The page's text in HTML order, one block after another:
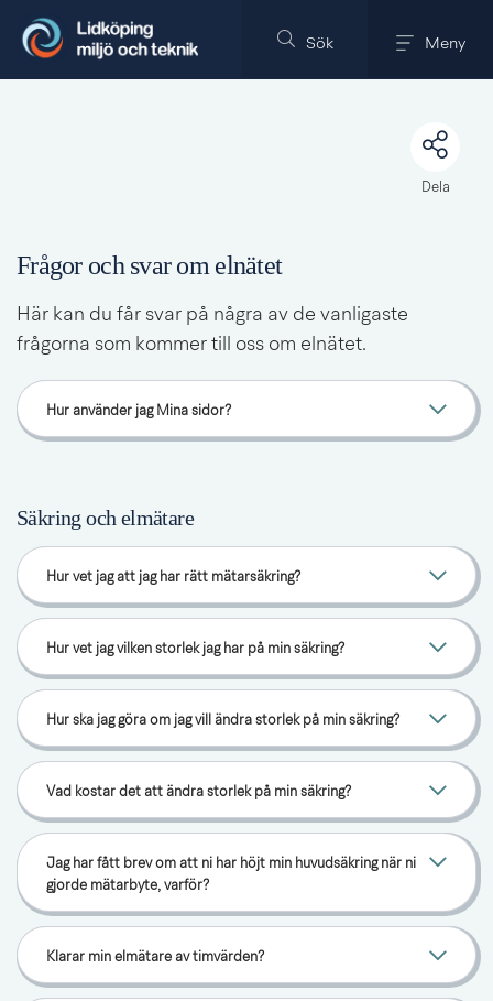
Sök Meny
Dela
Frågor och svar om elnätet
Här kan du får svar på några av de vanligaste
frågorna som kommer till oss om elnätet.
Hur använder jag Mina sidor?
Säkring och elmätare
Hur vet jag att jag har rätt mätarsäkring?
Hur vet jag vilken storlek jag har på min säkring?
Hur ska jag göra om jag vill ändra storlek på min säkring?
Vad kostar det att ändra storlek på min säkring?
Jag har fått brev om att ni har höjt min huvudsäkring när ni
gjorde mätarbyte, varför?
Klarar min elmätare av timvärden?